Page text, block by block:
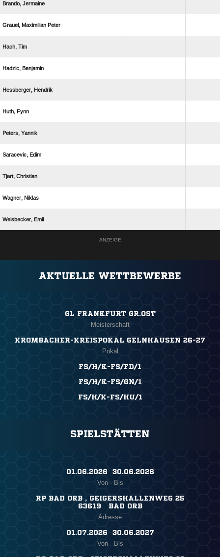
 
  
 
 
 
 
 
 
 
 
 
ANZEIGE
AKTUELLE WETTBEWERBE
GL FRANKFURT GR.OST
Meisterschaft
KROMBACHER-KREISPOKAL GELNHAUSEN 26-27
Pokal
FS/H/K-FS/FD/1
FS/H/K-FS/GN/1
FS/H/K-FS/HU/1
SPIELSTÄTTEN
01.06.2026 ​ 30.06.2026
Von - Bis
RP BAD ORB , GEIGERSHALLENWEG 25
63619 BAD ORB
Adresse
01.07.2026 ​ 30.06.2027
Von - Bis